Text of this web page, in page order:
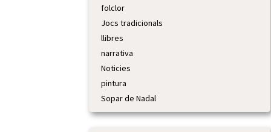
folclor
Jocs tradicionals
llibres
narrativa
Noticies
pintura
Sopar de Nadal